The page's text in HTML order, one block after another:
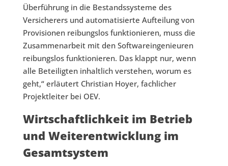
Überführung in die Bestandssysteme des
Versicherers und automatisierte Aufteilung von
Provisionen reibungslos funktionieren, muss die
Zusammenarbeit mit den Softwareingenieuren
reibungslos funktionieren. Das klappt nur, wenn
alle Beteiligten inhaltlich verstehen, worum es
geht,“ erläutert Christian Hoyer, fachlicher
Projektleiter bei OEV.
Wirtschaftlichkeit im Betrieb
und Weiterentwicklung im
Gesamtsystem